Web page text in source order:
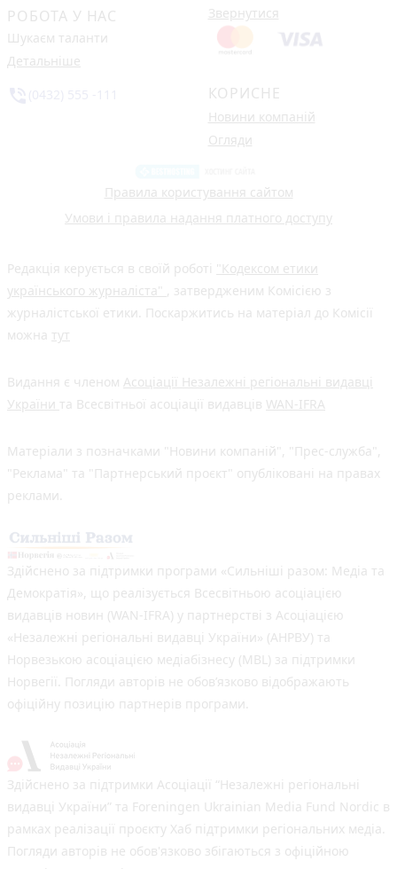
РОБОТА У НАС
Шукаєм таланти
Детальніше
Звернутися
КОРИСНЕ
Новини компаній
Огляди
Правила користування сайтом
Умови і правила надання платного доступу
Редакція керується в своїй роботі "Кодексом етики
українського журналіста" , затвердженим Комісією з
журналістської етики. Поскаржитись на матеріал до Комісії
можна тут
Видання є членом Асоціації Незалежні регіональні видавці
України та Всесвітньої асоціації видавців WAN-IFRA
Матеріали з позначками "Новини компаній", "Прес-служба",
"Реклама" та "Партнерський проєкт" опубліковані на правах
реклами.
Здійснено за підтримки програми «Сильніші разом: Медіа та
Демократія», що реалізується Всесвітньою асоціацією
видавців новин (WAN-IFRA) у партнерстві з Асоціацією
«Незалежні регіональні видавці України» (АНРВУ) та
Норвезькою асоціацією медіабізнесу (MBL) за підтримки
Норвегії. Погляди авторів не обов’язково відображають
офіційну позицію партнерів програми.
Здійснено за підтримки Асоціації “Незалежні регіональні
видавці України” та Foreningen Ukrainian Media Fund Nordic в
рамках реалізації проєкту Хаб підтримки регіональних медіа.
Погляди авторів не обов'язково збігаються з офіційною